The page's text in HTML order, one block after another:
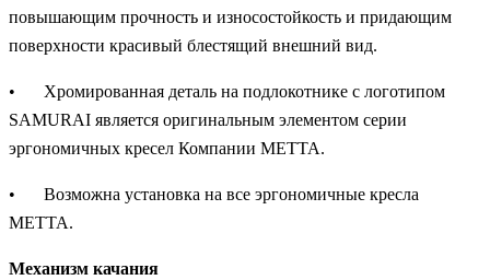
повышающим прочность и износостойкость и придающим
поверхности красивый блестящий внешний вид.
•
Хромированная деталь на подлокотнике с логотипом
SAMURAI является оригинальным элементом серии
эргономичных кресел Компании МЕТТА.
•
Возможна установка на все эргономичные кресла
МЕТТА.
Механизм качания